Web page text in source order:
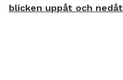
blicken uppåt och nedåt